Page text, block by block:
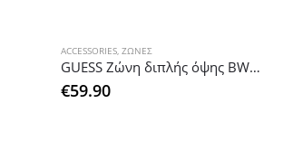
ACCESSORIES,ΖΩΝΕΣ
GUESS Ζώνη διπλής όψης BW7383
€59.90